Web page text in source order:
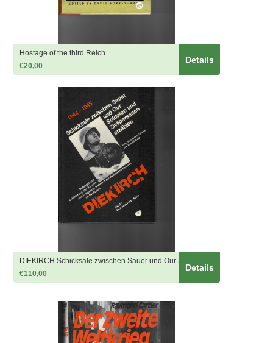
Details
Hostage of the third Reich
€20,00
Details
DIEKIRCH Schicksale zwischen Sauer und Our Soldaten und
Zivilpersonen erzählen
€110,00